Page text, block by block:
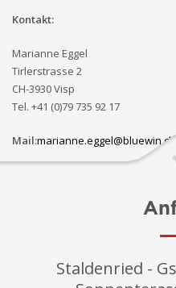
Kontakt:
Marianne Eggel
Tirlerstrasse 2
CH-3930 Visp
Tel. +41 (0)79 735 92 17
Mail:marianne.eggel@bluewin.ch
Staldenried -